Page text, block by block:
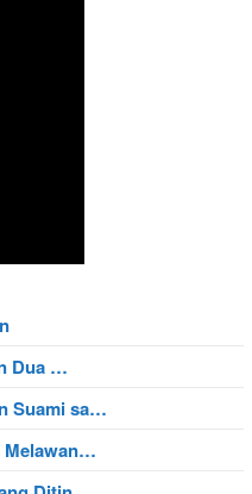
Dua …
Suami sa…
Melawan…